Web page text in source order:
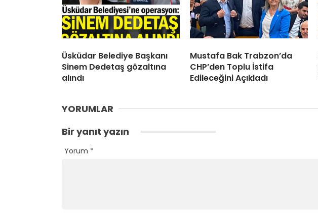
Üsküdar Belediye Başkanı
Sinem Dedetaş gözaltına
alındı
Mustafa Bak Trabzon’da
CHP’den Toplu İstifa
Edileceğini Açıkladı
YORUMLAR
Bir yanıt yazın
Yorum *